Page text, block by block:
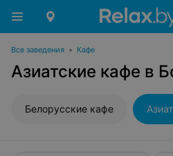
Все заведения • Кафе
Азиатские кафе в
Белорусские кафе